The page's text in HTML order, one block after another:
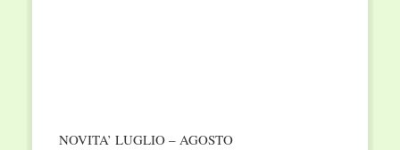
NOVITA’ LUGLIO – AGOSTO